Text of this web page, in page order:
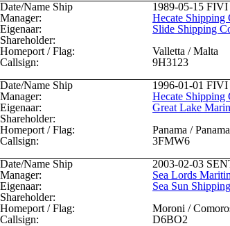
Date/Name Ship
1989-05-15 FIVI
Manager:
Hecate Shipping
Eigenaar:
Slide Shipping
Shareholder:
Homeport / Flag:
Valletta / Malta
Callsign:
9H3123
Date/Name Ship
1996-01-01 FIVI
Manager:
Hecate Shipping
Eigenaar:
Great Lake
Shareholder:
Homeport / Flag:
Panama /
Callsign:
3FMW6
Date/Name Ship
2003-02-03
Manager:
Sea Lords
Eigenaar:
Sea Sun
Shareholder:
Homeport / Flag:
Moroni /
Callsign:
D6BO2